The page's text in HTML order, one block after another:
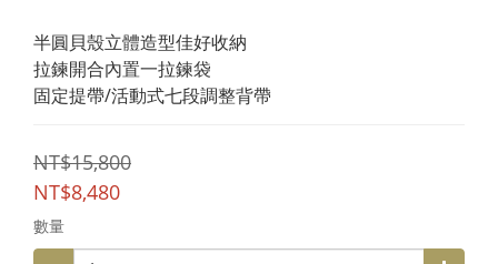
半圓貝殼立體造型佳好收納
拉鍊開合內置一拉鍊袋
固定提帶/活動式七段調整背帶
NT$15,800
NT$8,480
數量